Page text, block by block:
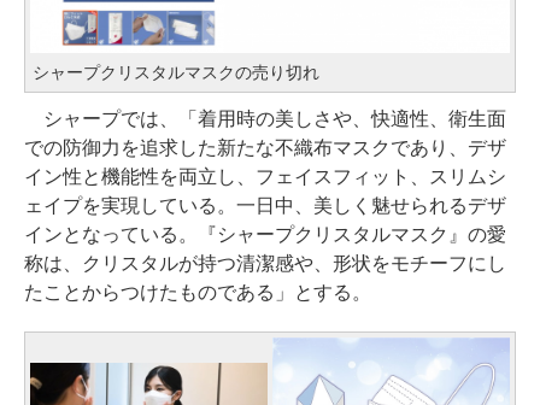
シャープクリスタルマスクの売り切れ
シャープでは、「着用時の美しさや、快適性、衛生面
での防御力を追求した新たな不織布マスクであり、デザ
イン性と機能性を両立し、フェイスフィット、スリムシ
ェイプを実現している。一日中、美しく魅せられるデザ
インとなっている。『シャープクリスタルマスク』の愛
称は、クリスタルが持つ清潔感や、形状をモチーフにし
たことからつけたものである」とする。